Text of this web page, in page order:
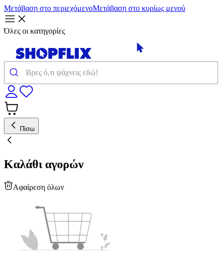
Μετάβαση στο περιεχόμενοΜετάβαση στο κυρίως μενού
Όλες οι κατηγορίες
Πίσω
Καλάθι αγορών
Αφαίρεση όλων